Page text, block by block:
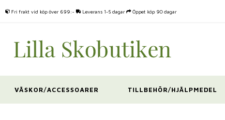
Fri frakt vid köp över 699:- Leverans 1-5 dagar Öppet köp 90 dagar
VÄSKOR/ACCESSOARER TILLBEHÖR/HJÄLPMEDEL